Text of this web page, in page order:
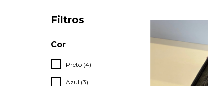
Filtros
Cor
Preto (4)
Azul (3)